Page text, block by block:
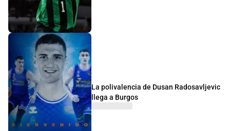
La polivalencia de Dusan Radosavljevic
llega a Burgos